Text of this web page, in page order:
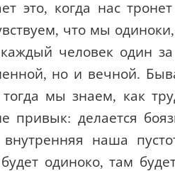
это, когда нас
что мы
человек один за
но и вечной.
мы знаем, как
привык: делается
наша
одиноко, там